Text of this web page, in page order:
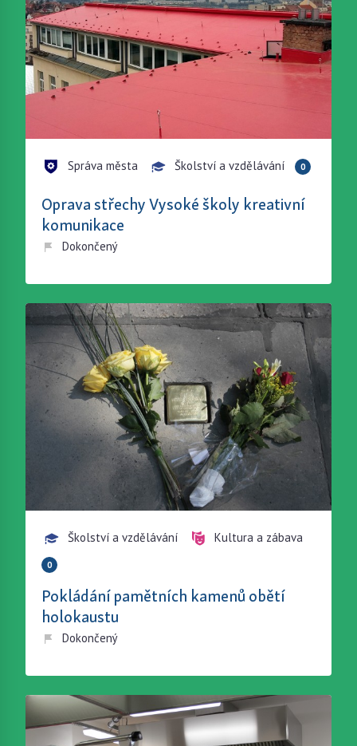
Správa města Školství a vzdělávání 0
Oprava střechy Vysoké školy kreativní
komunikace
Dokončený
Školství a vzdělávání Kultura a zábava
0
Pokládání pamětních kamenů obětí
holokaustu
Dokončený